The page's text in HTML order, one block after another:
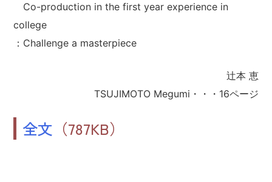
Co-production in the first year experience in
college
：Challenge a masterpiece
辻本 恵
TSUJIMOTO Megumi・・・16ページ
全文 （787KB）